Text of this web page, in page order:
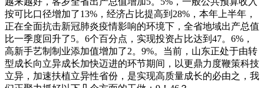
按可比口径增加了13%，经济占比提高到28%，本年上半年，
正在全面抗击新冠肺炎疫情影响的环境下，全省地域出产总值
比一季度回升了5。6个百分点，实现投资占比达到47。6%，
高新手艺制制业添加值增加了2。9%。当前，山东正处于由转
型成长向立异成长加快迈进的环节期间，以更鼎力度鞭策科技
立异，加速扶植立异性省份，是实现高质量成长的必由之，我